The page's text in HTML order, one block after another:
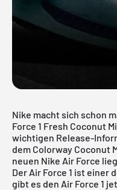
Nike macht sich schon
Force 1 Fresh Coconut
wichtigen Release-
dem Colorway Coconut
neuen Nike Air Force
Der Air Force 1 ist einer
gibt es den Air Force 1